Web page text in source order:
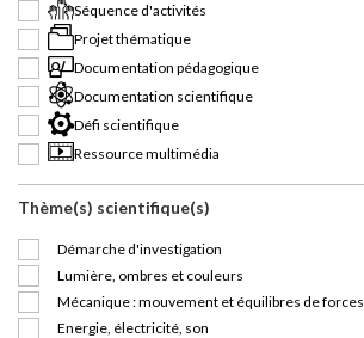
Séquence d'activités
Projet thématique
Documentation pédagogique
Documentation scientifique
Défi scientifique
Ressource multimédia
Thème(s) scientifique(s)
Démarche d'investigation
Lumière, ombres et couleurs
Mécanique : mouvement et équilibres de forces
Energie, électricité, son